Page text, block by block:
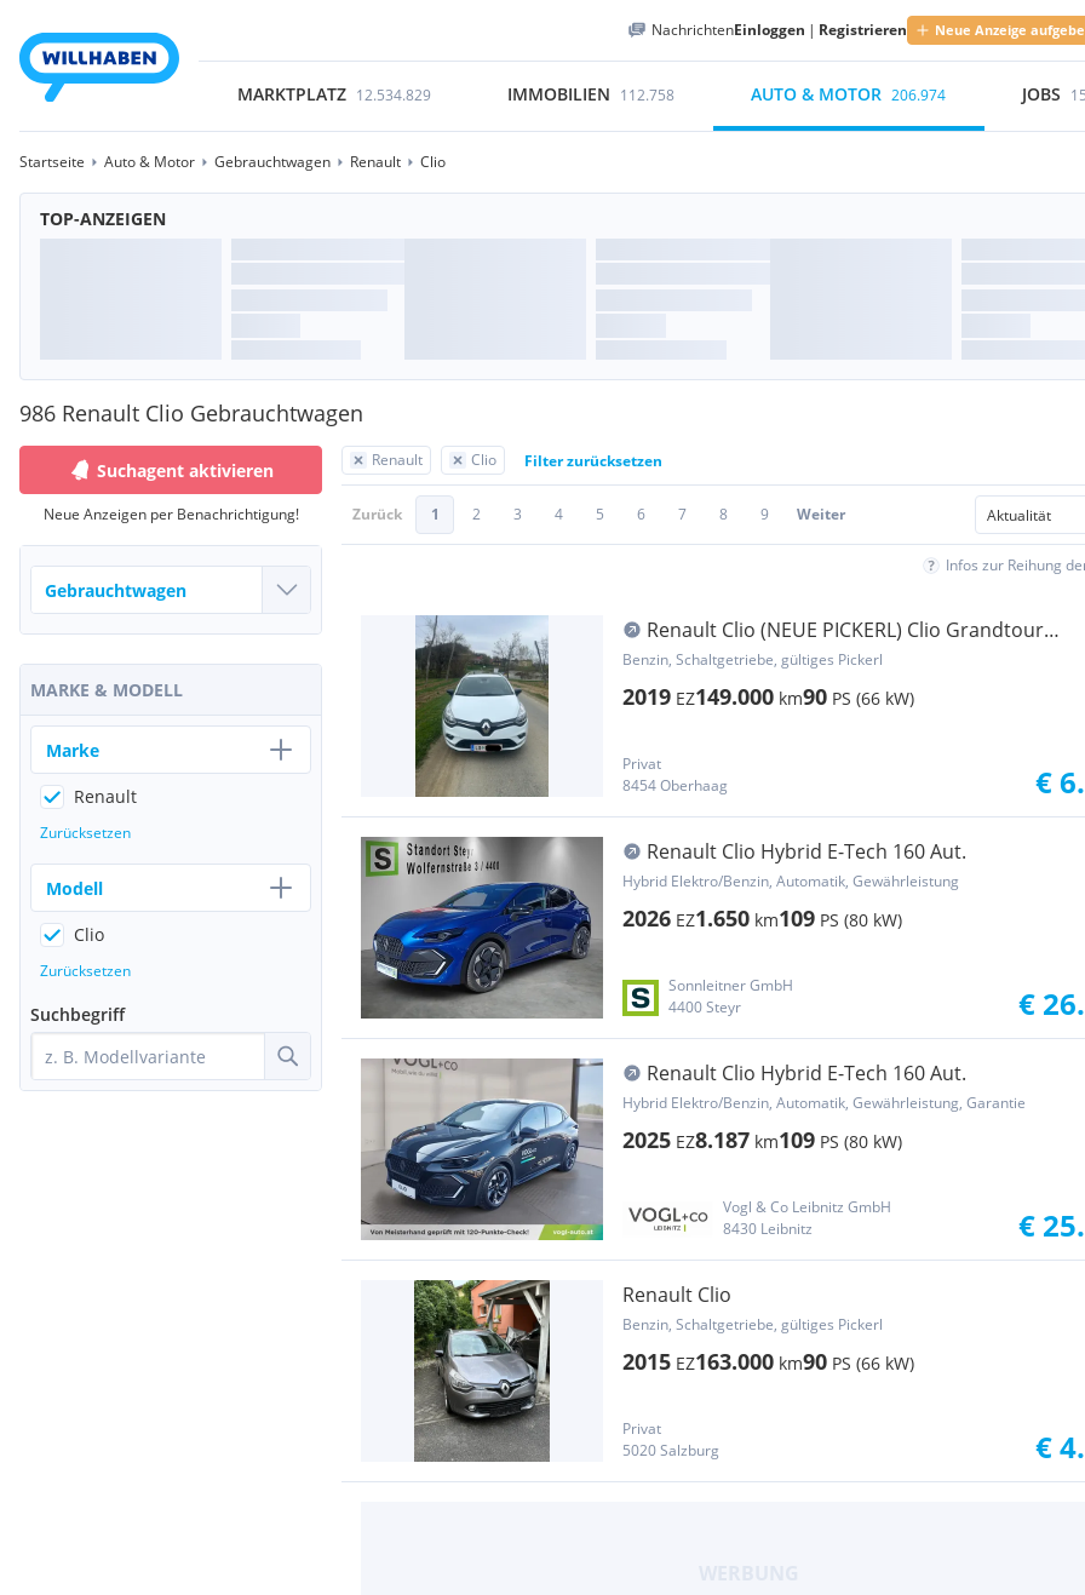
NachrichtenEinloggen | Registrieren Neue Anzeige
MARKTPLATZ 12.534.829 IMMOBILIEN 112.758 AUTO & MOTOR 206.974 JOBS
Startseite Auto & Motor Gebrauchtwagen Renault Clio
TOP-ANZEIGEN
986 Renault Clio Gebrauchtwagen
Renault Clio Filter zurücksetzen
Zurück 1 2 3 4 5 6 7 8 9 Weiter
Infos zur Reihung
Renault Clio (NEUE PICKERL) Clio Grandtour
Energy TCe 90 Intens
Benzin, Schaltgetriebe, gültiges Pickerl
2019 EZ149.000 km90 PS (66 kW)
Privat
8454 Oberhaag
€
Renault Clio Hybrid E-Tech 160 Aut.
Hybrid Elektro/Benzin, Automatik, Gewährleistung
2026 EZ1.650 km109 PS (80 kW)
Sonnleitner GmbH
4400 Steyr
€
Renault Clio Hybrid E-Tech 160 Aut.
Hybrid Elektro/Benzin, Automatik, Gewährleistung, Garantie
2025 EZ8.187 km109 PS (80 kW)
Vogl & Co Leibnitz GmbH
8430 Leibnitz
€
Renault Clio
Benzin, Schaltgetriebe, gültiges Pickerl
2015 EZ163.000 km90 PS (66 kW)
Privat
5020 Salzburg
€
Suchagent aktivieren
Neue Anzeigen per Benachrichtigung!
MARKE & MODELL
Marke
Renault
Zurücksetzen
Modell
Clio
Zurücksetzen
Suchbegriff